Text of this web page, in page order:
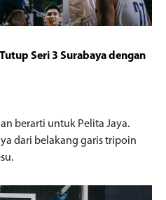
Seri 3 Surabaya dengan
berarti untuk Pelita Jaya.
dari belakang garis tripoin